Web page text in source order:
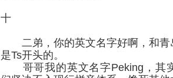
十
二弟，你的英文名字好啊，和青
是Ts开头的。
哥哥我的英文名字Peking，其